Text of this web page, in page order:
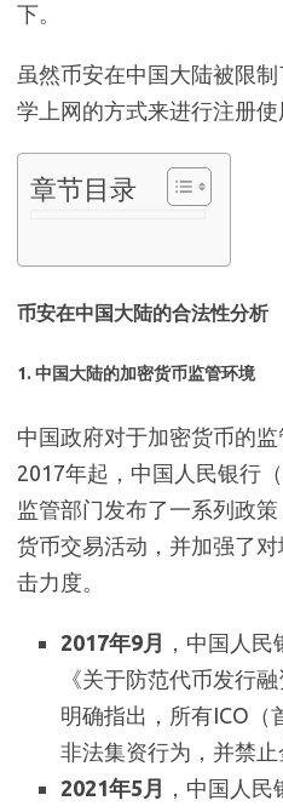
下。
虽然币安在中国大陆被限
学上网的方式来进行注册使
章节目录
币安在中国大陆的合法性分析
1. 中国大陆的加密货币监管环境
中国政府对于加密货币的
2017年起，中国人民银行
监管部门发布了一系列政
货币交易活动，并加强了
击力度。
2017年9月
，中国人
《关于防范代币发行
明确指出，所有ICO（
非法集资行为，并禁止
2021年5月
，中国人